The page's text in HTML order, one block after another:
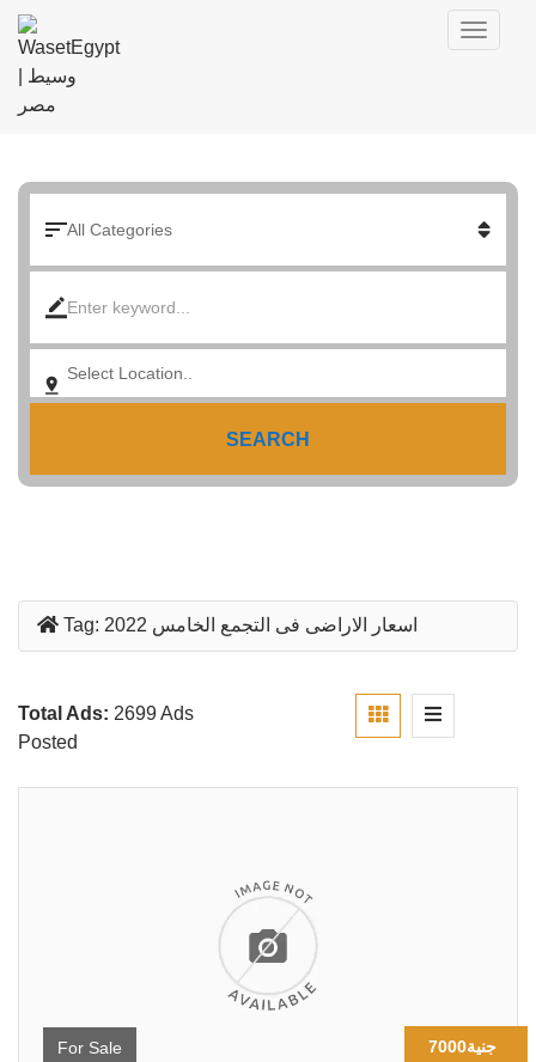
SEARCH
Tag: اسعار الاراضى فى التجمع الخامس 2022
Total Ads: 2699 Ads
Posted
For Sale 7000جنية